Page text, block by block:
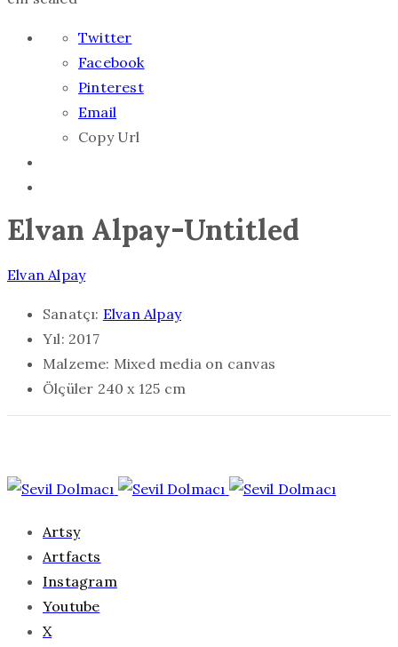
Twitter
Facebook
Pinterest
Email
Copy Url
Elvan Alpay-Untitled
Elvan Alpay
Sanatçı: Elvan Alpay
Yıl: 2017
Malzeme: Mixed media on canvas
Ölçüler 240 x 125 cm
Artsy
Artfacts
Instagram
Youtube
X